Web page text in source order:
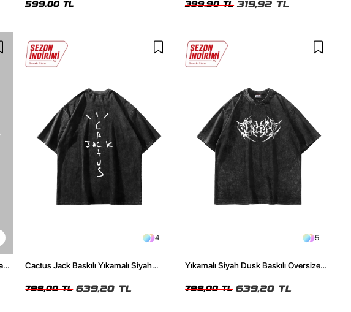
599,00 TL 399,90 TL 319,92 TL
4
Cactus Jack Baskılı Yıkamalı Siyah
799,00 TL 639,20 TL
5
Yıkamalı Siyah Dusk Baskılı Oversize
799,00 TL 639,20 TL